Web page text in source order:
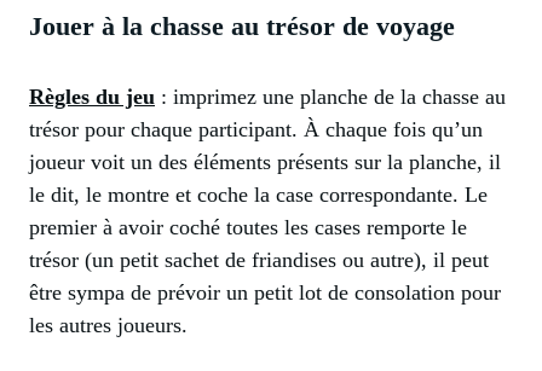
Jouer à la chasse au trésor de voyage
Règles du jeu : imprimez une planche de la chasse au
trésor pour chaque participant. À chaque fois qu’un
joueur voit un des éléments présents sur la planche, il
le dit, le montre et coche la case correspondante. Le
premier à avoir coché toutes les cases remporte le
trésor (un petit sachet de friandises ou autre), il peut
être sympa de prévoir un petit lot de consolation pour
les autres joueurs.